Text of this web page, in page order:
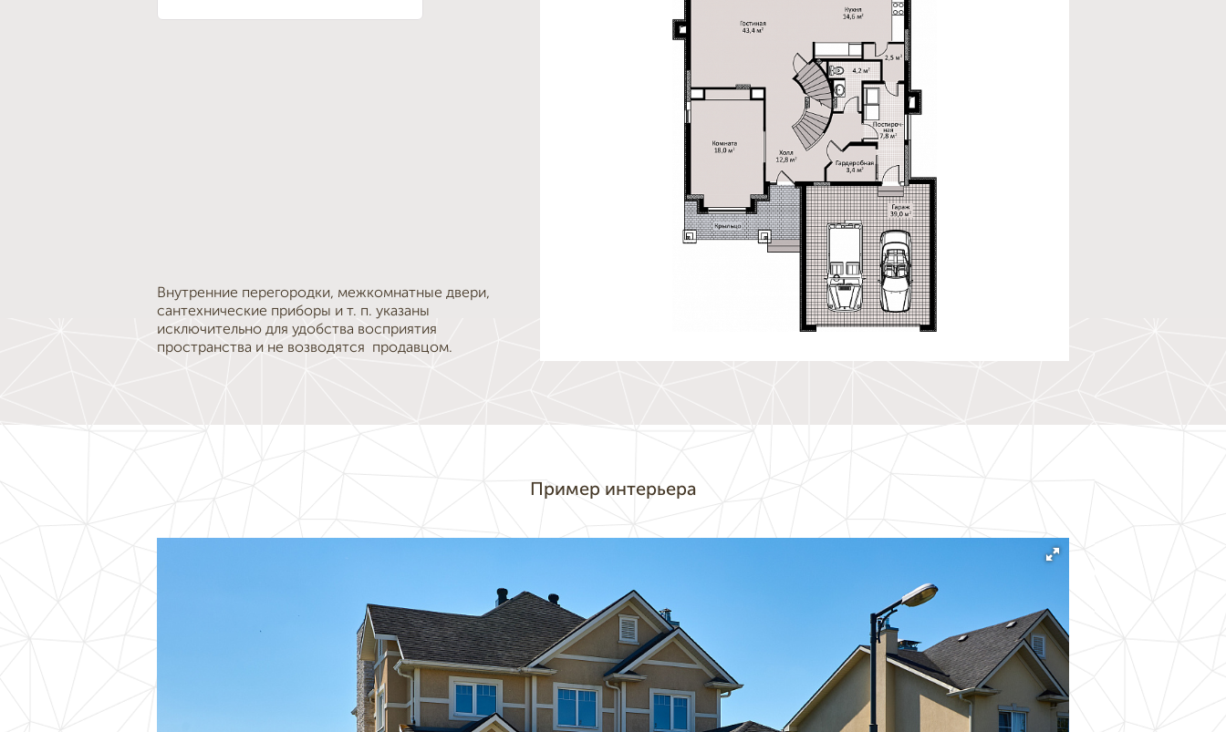
Внутренние перегородки, межкомнатные двери,
сантехнические приборы и т. п. указаны
исключительно для удобства восприятия
пространства и не возводятся продавцом.
Пример интерьера